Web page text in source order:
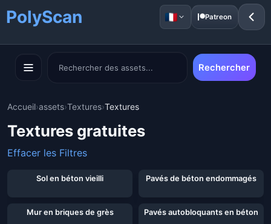
PolyScan Patreon
Rechercher
Accueil›assets›Textures›Textures
Textures gratuites
Affichage de 40 sur 182 assets
Effacer les Filtres
Sol en béton vieilli Pavés de béton endommagés
Mur en briques de grès Pavés autobloquants en béton